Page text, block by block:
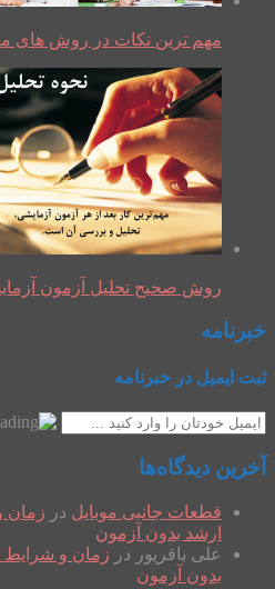
مهم ترین نکات در روش های
روش صحیح تحلیل آزمون
خبرنامه
ثبت ایمیل در خبرنامه
آخرین دیدگاه‌ها
قطعات جانبی موبایل در زمان
ارشد بدون آزمون
علی باقرپور در زمان و شرایط
بدون آزمون